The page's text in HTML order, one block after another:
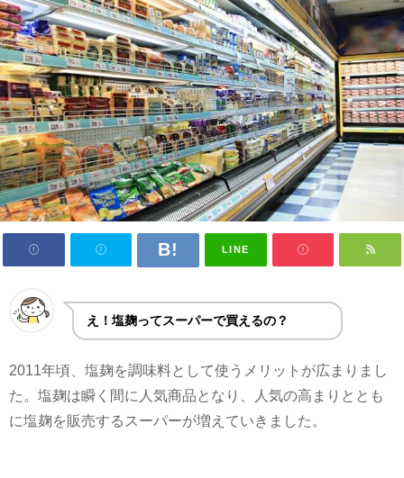
LINE
え！塩麹ってスーパーで買えるの？
2011年頃、塩麹を調味料として使うメリットが広まりまし
た。塩麹は瞬く間に人気商品となり、人気の高まりととも
に塩麹を販売するスーパーが増えていきました。